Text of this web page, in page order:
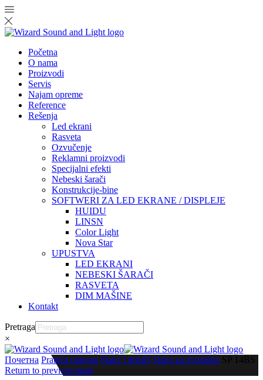
Početna
O nama
Proizvodi
Servis
Najam opreme
Reference
Rešenja
Led ekrani
Rasveta
Ozvučenje
Reklamni proizvodi
Specijalni efekti
Nebeski šarači
Konstrukcije-bine
SOFTWERI ZA LED EKRANE / DISPLEJE
HUIDU
LINSN
Color Light
Nova Star
UPUSTVA
LED EKRANI
NEBESKI ŠARAČI
RASVETA
DIM MAŠINE
Kontakt
Pretraga
×
Почетна Prateća oprema Stalci i držači Stalci za zvučnike SP 14BS
Return to previous page